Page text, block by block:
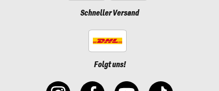
Schneller Versand
Folgt uns!